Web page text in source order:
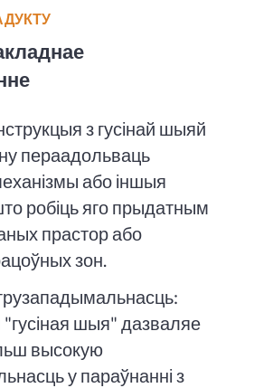
з гусінай шыяй
пераадольваць
або іншыя
робіць яго прыдатным
прастор або
зон.
"гусіная шыя" дазваляе
высокую
у параўнанні з